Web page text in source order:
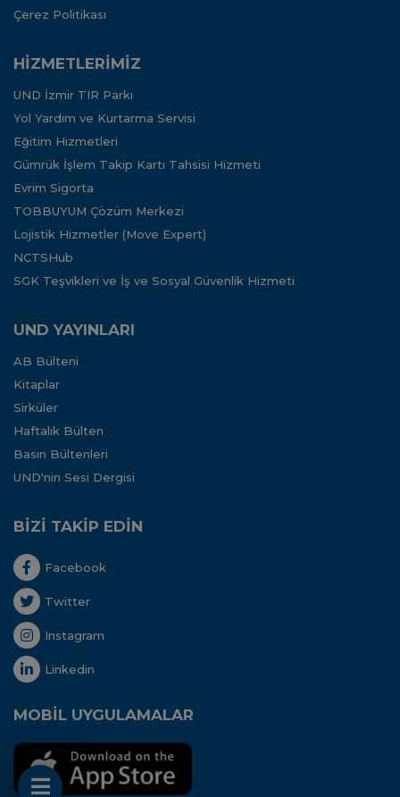
Çerez Politikası
HİZMETLERİMİZ
UND İzmir TIR Parkı
Yol Yardım ve Kurtarma Servisi
Eğitim Hizmetleri
Gümrük İşlem Takip Kartı Tahsisi Hizmeti
Evrim Sigorta
TOBBUYUM Çözüm Merkezi
Lojistik Hizmetler (Move Expert)
NCTSHub
SGK Teşvikleri ve İş ve Sosyal Güvenlik Hizmeti
UND YAYINLARI
AB Bülteni
Kitaplar
Sirküler
Haftalık Bülten
Basın Bültenleri
UND'nin Sesi Dergisi
BİZİ TAKİP EDİN
Facebook
Twitter
Instagram
Linkedin
MOBİL UYGULAMALAR